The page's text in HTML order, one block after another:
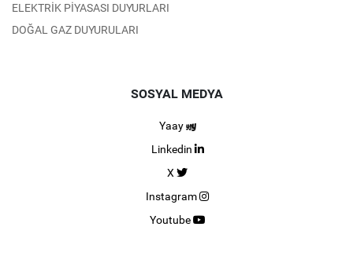
ELEKTRİK PİYASASI DUYURLARI
DOĞAL GAZ DUYURULARI
SOSYAL MEDYA
Yaay
Linkedin
X
Instagram
Youtube